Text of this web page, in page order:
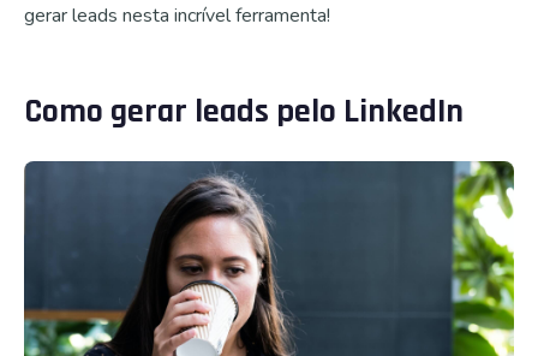
gerar leads nesta incrível ferramenta!
Como gerar leads pelo LinkedIn